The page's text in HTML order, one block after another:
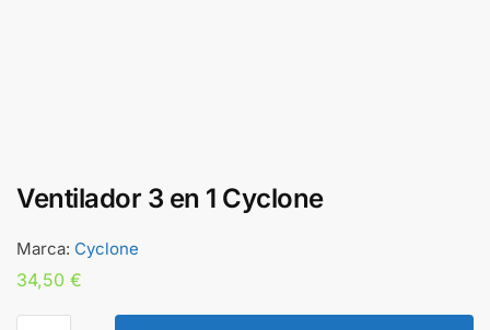
Ventilador 3 en 1 Cyclone
Marca: Cyclone
34,50 €